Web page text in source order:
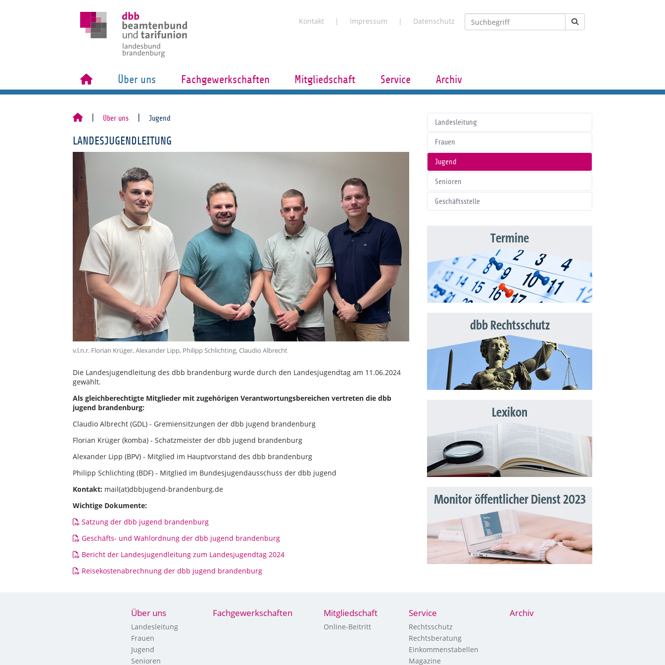
Kontakt Impressum Datenschutz
Über uns Fachgewerkschaften Mitgliedschaft Service Archiv
Über uns Jugend
LANDESJUGENDLEITUNG
v.l.n.r. Florian Krüger, Alexander Lipp, Philipp Schlichting, Claudio Albrecht
Die Landesjugendleitung des dbb brandenburg wurde durch den Landesjugendtag am 11.06.2024
gewählt.
Als gleichberechtigte Mitglieder mit zugehörigen Verantwortungsbereichen vertreten die dbb
jugend brandenburg:
Claudio Albrecht (GDL) - Gremiensitzungen der dbb jugend brandenburg
Florian Krüger (komba) - Schatzmeister der dbb jugend brandenburg
Alexander Lipp (BPV) - Mitglied im Hauptvorstand des dbb brandenburg
Philipp Schlichting (BDF) - Mitglied im Bundesjugendausschuss der dbb jugend
Kontakt: mail(at)dbbjugend-brandenburg.de
Wichtige Dokumente:
Satzung der dbb jugend brandenburg
Geschäfts- und Wahlordnung der dbb jugend brandenburg
Bericht der Landesjugendleitung zum Landesjugendtag 2024
Reisekostenabrechnung der dbb jugend brandenburg
Landesleitung
Frauen
Jugend
Senioren
Geschäftsstelle
Termine
dbb Rechtsschutz
Lexikon
Monitor öffentlicher Dienst 2023
Über uns
Landesleitung
Frauen
Jugend
Senioren
Fachgewerkschaften Mitgliedschaft
Online-Beitritt
Service
Rechtsschutz
Rechtsberatung
Einkommenstabellen
Magazine
Archiv